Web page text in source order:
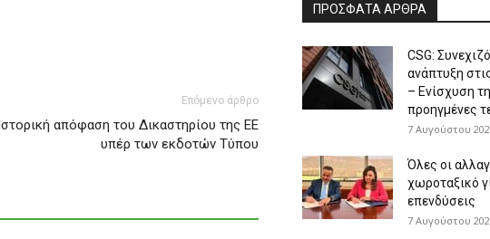
Επόμενο άρθρο
Ιστορική απόφαση του Δικαστηρίου της ΕΕ
υπέρ των εκδοτών Τύπου
ΠΡΟΣΦΑΤΑ ΑΡΘΡΑ
CSG:
ανάπτυξη
– Ενίσχυση
προηγμένες
7 Αυγούστου
Όλες οι
χωροταξικό
επενδύσεις
7 Αυγούστου